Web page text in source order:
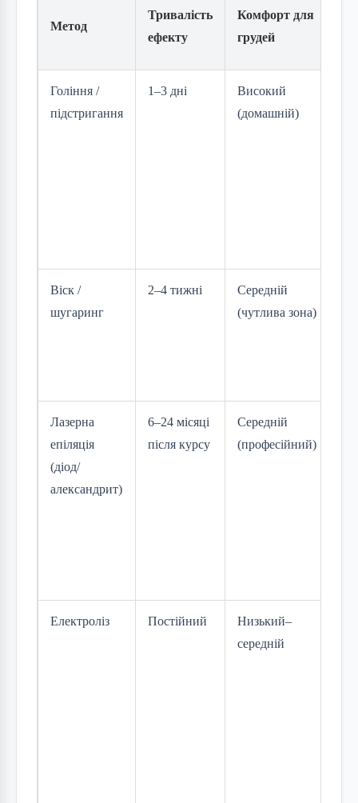
Метод
Тривалість
ефекту
Комфорт для
грудей
Гоління /
підстригання
1–3 дні
Високий
(домашній)
Віск /
шугаринг
2–4 тижні
Середній
(чутлива зона)
Лазерна
епіляція
(діод/
александрит)
6–24 місяці
після курсу
Середній
(професійний)
Електроліз Постійний
Низький–
середній